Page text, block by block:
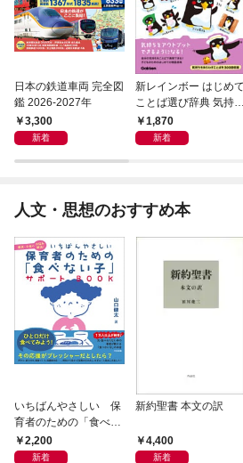
日本の鉄道車両 完全図
鑑 2026-2027年
3,300
新着
新レインボー はじめて
ことば選び辞典 気持ち
のことば
1,870
新着
人文・思想のおすすめ本
いちばんやさしい 保
育者のための「食べな
い子」サポートＢＯＯ
Ｋ 偏食・少食のお悩
2,200
新着
新約聖書 本文の訳
4,400
新着